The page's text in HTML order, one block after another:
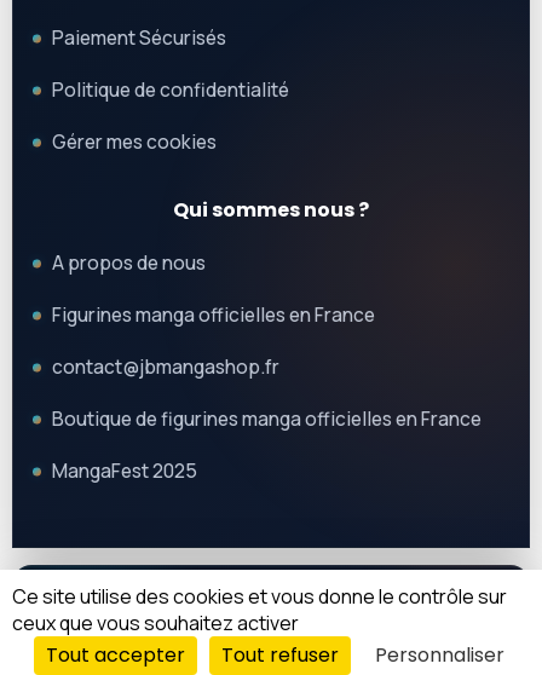
REJOIGNEZ-NOUS
Paiement Sécurisés
Politique de confidentialité
Gérer mes cookies
Qui sommes nous ?
A propos de nous
Figurines manga officielles en France
contact@jbmangashop.fr
Boutique de figurines manga officielles en France
MangaFest 2025
© 2025 JB Mangashop. Tous droits réservés.
Ce site utilise des cookies et vous donne le contrôle sur
ceux que vous souhaitez activer
Tout accepter Tout refuser Personnaliser